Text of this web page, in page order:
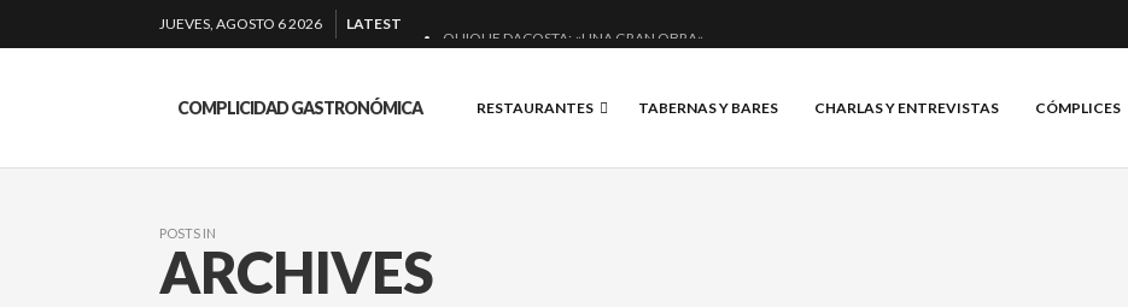
JUEVES, AGOSTO 6 2026
LATEST
QUIQUE DACOSTA: «UNA GRAN OBRA»
BAKKO: NIGIRIS, VINO Y BRASAS.
COMPLICIDAD GASTRONÓMICA RESTAURANTES TABERNAS Y BARES CHARLAS Y ENTREVISTAS CÓMPLICES
POSTS IN
ARCHIVES